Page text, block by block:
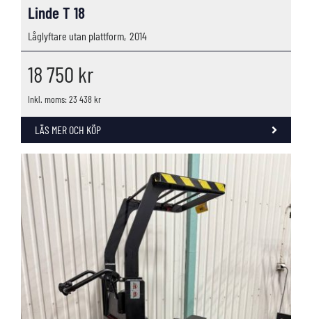
Linde T 18
Låglyftare utan plattform, 2014
18 750 kr
Inkl. moms: 23 438 kr
LÄS MER OCH KÖP